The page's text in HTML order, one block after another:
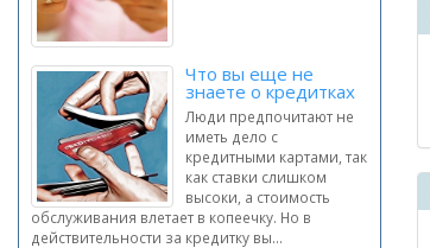
Что вы еще не
знаете о кредитках
Люди предпочитают не
иметь дело с
кредитными картами, так
как ставки слишком
высоки, а стоимость
обслуживания влетает в копеечку. Но в
действительности за кредитку вы...